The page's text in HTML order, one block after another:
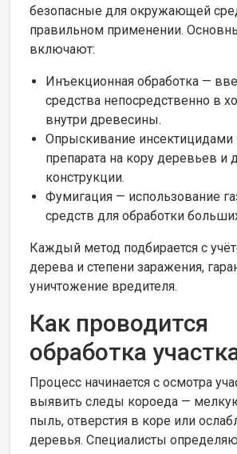
безопасные для окружающей
правильном применении.
включают:
Инъекционная обработка —
средства непосредственно в
внутри древесины.
Опрыскивание инсектицидами
препарата на кору деревьев и
конструкции.
Фумигация — использование
средств для обработки
Каждый метод подбирается с
дерева и степени заражения,
уничтожение вредителя.
Как проводится
обработка
Процесс начинается с осмотра
выявить следы короеда —
пыль, отверстия в коре или
деревья. Специалисты